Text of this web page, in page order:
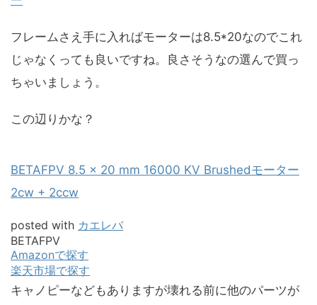
フレームさえ手に入ればモーターは8.5*20なのでこれ
じゃなくっても良いですね。良さそうなの選んで買っ
ちゃいましょう。
この辺りかな？
BETAFPV 8.5 × 20 mm 16000 KV Brushedモーター
2cw + 2ccw
posted with カエレバ
BETAFPV
Amazonで探す
楽天市場で探す
キャノピーなどもありますが壊れる前に他のパーツが